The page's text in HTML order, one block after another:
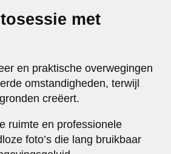
met
en praktische overwegingen
omstandigheden, terwijl
creëert.
ruimte en professionele
foto’s die lang bruikbaar